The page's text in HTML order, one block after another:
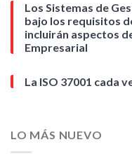
Los Sistemas de
bajo los requisitos
incluirán aspectos
Empresarial
La ISO 37001 cada
LO MÁS NUEVO